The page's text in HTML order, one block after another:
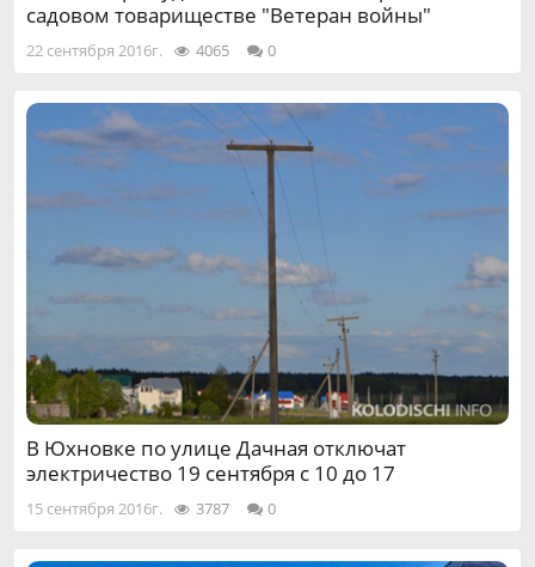
садовом товариществе "Ветеран войны"
22 сентября 2016г. 4065 0
В Юхновке по улице Дачная отключат
электричество 19 сентября с 10 до 17
15 сентября 2016г. 3787 0